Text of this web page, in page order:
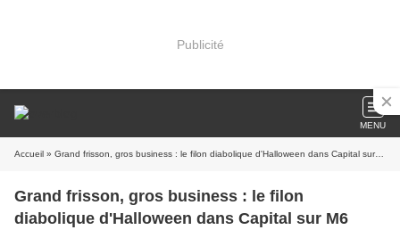
Publicité
MENU
Accueil » Grand frisson, gros business : le filon diabolique d'Halloween dans Capital sur M6
Grand frisson, gros business : le filon
diabolique d'Halloween dans Capital sur M6